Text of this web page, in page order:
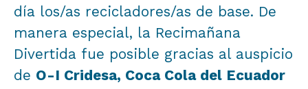
día los/as recicladores/as de base. De
manera especial, la Recimañana
Divertida fue posible gracias al auspicio
de O-I Cridesa, Coca Cola del Ecuador